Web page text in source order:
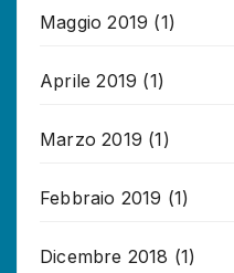
Maggio 2019 (1)
Aprile 2019 (1)
Marzo 2019 (1)
Febbraio 2019 (1)
Dicembre 2018 (1)